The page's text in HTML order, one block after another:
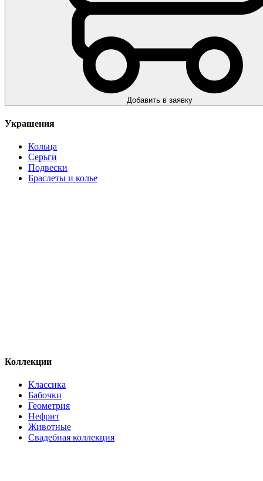
Добавить в заявку
Украшения
Кольца
Серьги
Подвески
Браслеты и колье
Коллекции
Классика
Бабочки
Геометрия
Нефрит
Животные
Свадебная коллекция